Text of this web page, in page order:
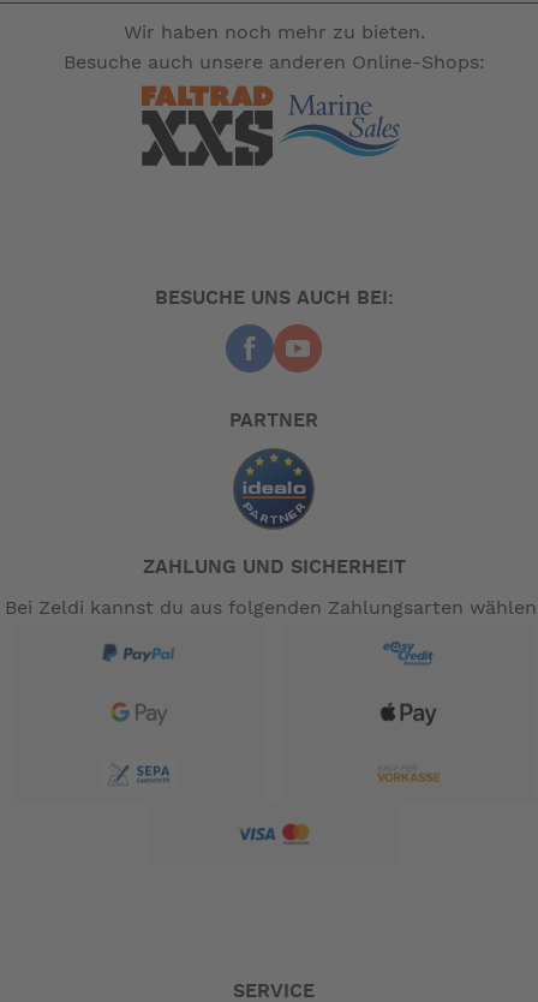
Geeignet für 2-Cook- und 3-Cook-Campingkocher, kann
aber auch für andere Marken verwendet werden, indem
die Füße abgenommen und die Plancha-Platte auf die
Pfannenträgerung des Campingkochers gestellt wird.
Wir haben noch mehr zu bieten.
Besuche auch unsere anderen Online-Shops:
BESUCHE UNS AUCH BEI:
PARTNER
ZAHLUNG UND SICHERHEIT
Bei Zeldi kannst du aus folgenden Zahlungsarten
SERVICE